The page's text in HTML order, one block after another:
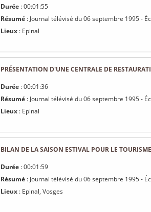
Durée : 00:01:55
Résumé : Journal télévisé du 06 septembre 1995 -
Lieux : Epinal
PRÉSENTATION D'UNE CENTRALE DE
Durée : 00:01:36
Résumé : Journal télévisé du 06 septembre 1995 -
Lieux : Epinal
BILAN DE LA SAISON ESTIVAL POUR LE
Durée : 00:01:59
Résumé : Journal télévisé du 06 septembre 1995 -
Lieux : Epinal, Vosges